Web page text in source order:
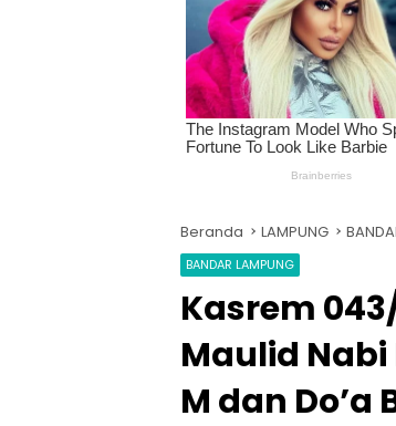
Beranda LAMPUNG
BANDAR LAMPUNG
Kasrem
Maulid Nabi
M dan